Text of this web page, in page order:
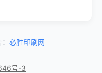
必胜印刷网
号-3